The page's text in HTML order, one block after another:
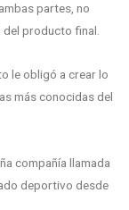
partes, no
del producto final.
le obligó a crear lo
más conocidas del
compañía llamada
deportivo desde